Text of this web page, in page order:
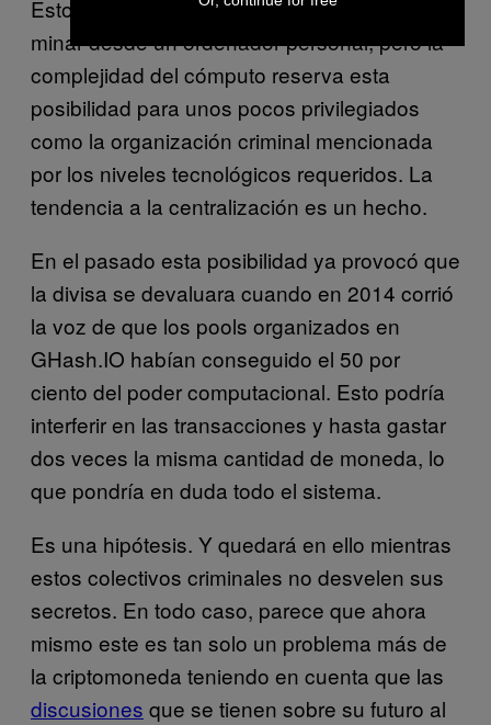
Esto era factible cuando cualquiera podía
minar desde un ordenador personal, pero la
complejidad del cómputo reserva esta
posibilidad para unos pocos privilegiados
como la organización criminal mencionada
por los niveles tecnológicos requeridos. La
tendencia a la centralización es un hecho.
En el pasado esta posibilidad ya provocó que
la divisa se devaluara cuando en 2014 corrió
la voz de que los pools organizados en
GHash.IO habían conseguido el 50 por
ciento del poder computacional. Esto podría
interferir en las transacciones y hasta gastar
dos veces la misma cantidad de moneda, lo
que pondría en duda todo el sistema.
Es una hipótesis. Y quedará en ello mientras
estos colectivos criminales no desvelen sus
secretos. En todo caso, parece que ahora
mismo este es tan solo un problema más de
la criptomoneda teniendo en cuenta que las
discusiones que se tienen sobre su futuro al